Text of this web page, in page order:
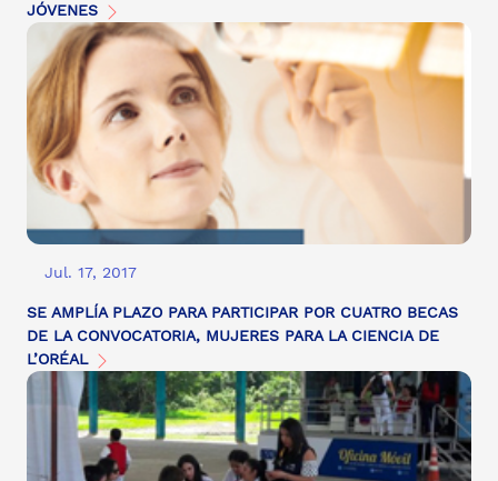
JÓVENES
Jul. 17, 2017
SE AMPLÍA PLAZO PARA PARTICIPAR POR CUATRO BECAS
DE LA CONVOCATORIA, MUJERES PARA LA CIENCIA DE
L’ORÉAL